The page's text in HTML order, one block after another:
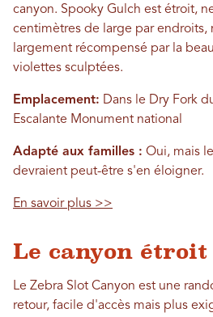
canyon. Spooky Gulch est étroit,
centimètres de large par endroits,
largement récompensé par la
violettes sculptées.
Emplacement: Dans le Dry Fork
Escalante Monument national
Adapté aux familles : Oui, mais
devraient peut-être s'en éloigner.
En savoir plus >>
Le canyon étroit
Le Zebra Slot Canyon est une
retour, facile d'accès mais plus